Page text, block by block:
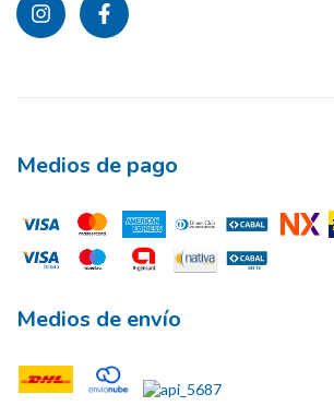
Medios de pago
Medios de envío